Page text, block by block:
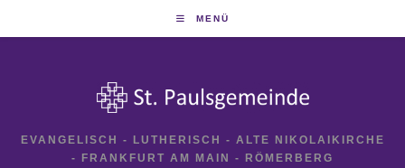
MENÜ
EVANGELISCH - LUTHERISCH - ALTE NIKOLAIKIRCHE
- FRANKFURT AM MAIN - RÖMERBERG